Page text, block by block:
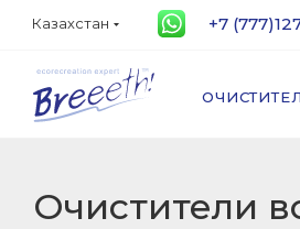
Казахстан +7
Очистители